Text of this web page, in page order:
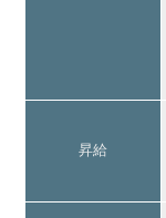
昇給